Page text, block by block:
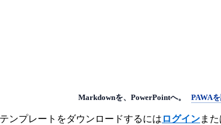
Markdownを、PowerPointへ。 PAWA
テンプレートをダウンロードするには ログインま